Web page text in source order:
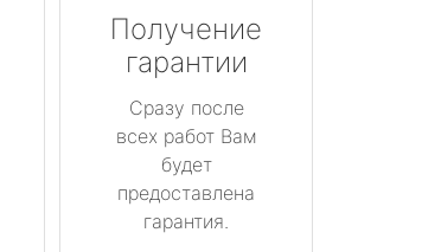
Получение
гарантии
Сразу после
всех работ Вам
будет
предоставлена
гарантия.